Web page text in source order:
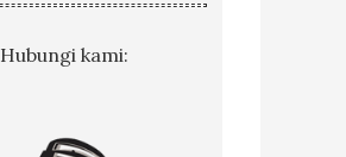
Hubungi kami: